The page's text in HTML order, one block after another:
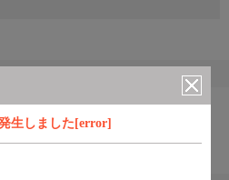
生しました[error]
組